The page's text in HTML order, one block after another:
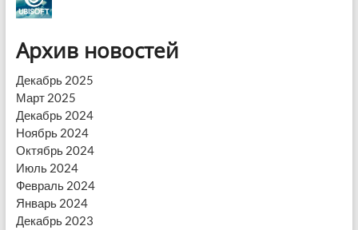
Архив новостей
Декабрь 2025
Март 2025
Декабрь 2024
Ноябрь 2024
Октябрь 2024
Июль 2024
Февраль 2024
Январь 2024
Декабрь 2023